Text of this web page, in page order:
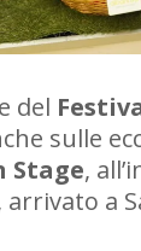
del
sulle
Stage,
arrivato a